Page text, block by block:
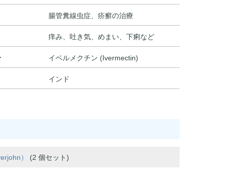
腸管糞線虫症、疥癬の治療
痒み、吐き気、めまい、下痢など
イベルメクチン (Ivermectin)
インド
） (2 個セット)